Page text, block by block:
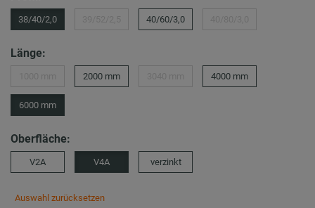
38/40/2,0 40/60/3,0
Länge:
2000 mm 4000 mm
6000 mm
Oberfläche:
V2A V4A verzinkt
Auswahl zurücksetzen